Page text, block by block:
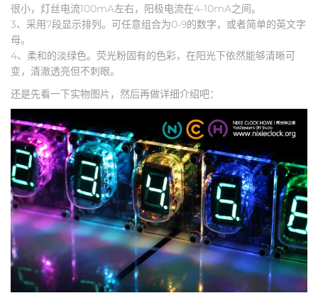
很小，灯丝电流100mA左右，阳极电流在4-10mA之间。
3、采用7段显示排列。可任意组合为0-9的数字，或者简单的英文字
母。
4、柔和的淡绿色。荧光粉固有的色彩，在阳光下依然能够清晰可
变，清澈透亮但不刺眼。
还是先看一下实物图片，然后再做详细介绍吧：